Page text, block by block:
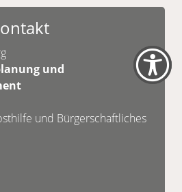
und
und Bürgerschaftliches